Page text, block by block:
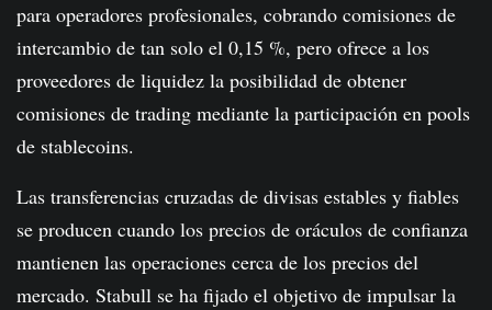
para operadores profesionales, cobrando comisiones de
intercambio de tan solo el 0,15 %, pero ofrece a los
proveedores de liquidez la posibilidad de obtener
comisiones de trading mediante la participación en pools
de stablecoins.
Las transferencias cruzadas de divisas estables y fiables
se producen cuando los precios de oráculos de confianza
mantienen las operaciones cerca de los precios del
mercado. Stabull se ha fijado el objetivo de impulsar la